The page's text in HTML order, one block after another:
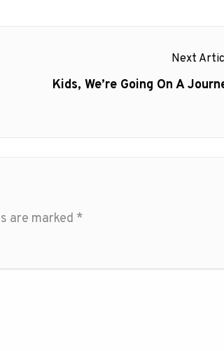
Next
Next
Kids, We’re Going On A
are marked *